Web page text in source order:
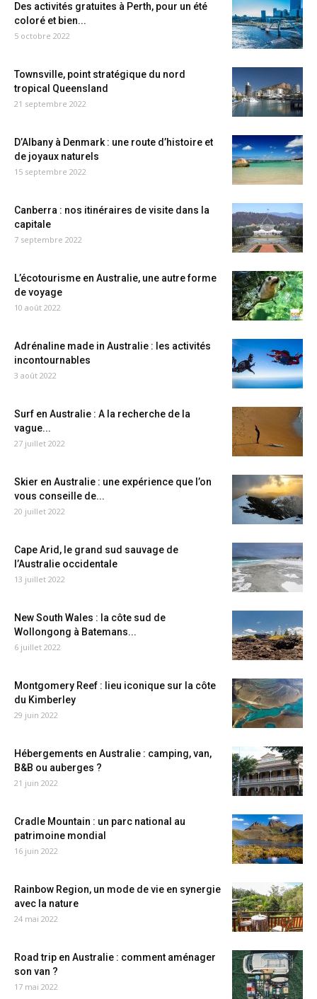
Des activités gratuites à Perth, pour un été
coloré et bien...
5 octobre 2022
Townsville, point stratégique du nord
tropical Queensland
21 septembre 2022
D’Albany à Denmark : une route d’histoire et
de joyaux naturels
15 septembre 2022
Canberra : nos itinéraires de visite dans la
capitale
7 septembre 2022
L’écotourisme en Australie, une autre forme
de voyage
10 août 2022
Adrénaline made in Australie : les activités
incontournables
3 août 2022
Surf en Australie : A la recherche de la
vague...
27 juillet 2022
Skier en Australie : une expérience que l’on
vous conseille de...
20 juillet 2022
Cape Arid, le grand sud sauvage de
l’Australie occidentale
13 juillet 2022
New South Wales : la côte sud de
Wollongong à Batemans...
6 juillet 2022
Montgomery Reef : lieu iconique sur la côte
du Kimberley
29 juin 2022
Hébergements en Australie : camping, van,
B&B ou auberges ?
21 juin 2022
Cradle Mountain : un parc national au
patrimoine mondial
16 juin 2022
Rainbow Region, un mode de vie en synergie
avec la nature
24 mai 2022
Road trip en Australie : comment aménager
son van ?
17 mai 2022